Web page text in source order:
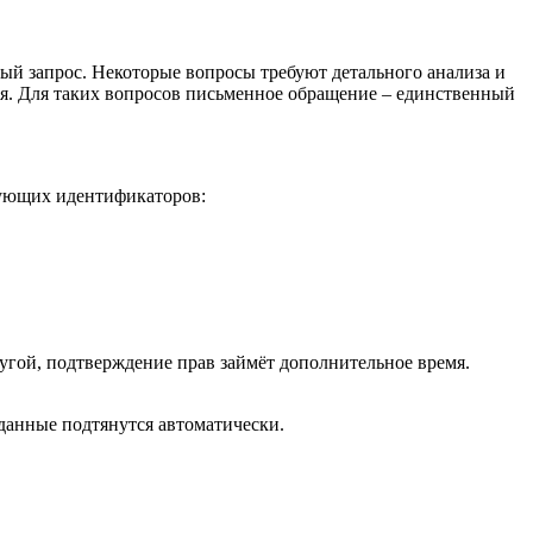
запрос. Некоторые вопросы требуют детального анализа и
Для таких вопросов письменное обращение – единственный
идентификаторов:
подтверждение прав займёт дополнительное время.
подтянутся автоматически.